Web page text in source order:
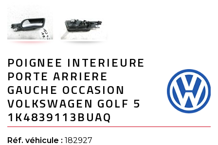
to
the
beginning
of
the
images
POIGNEE INTERIEURE
PORTE ARRIERE
GAUCHE OCCASION
VOLKSWAGEN GOLF 5
1K4839113BUAQ
Réf. véhicule : 182927